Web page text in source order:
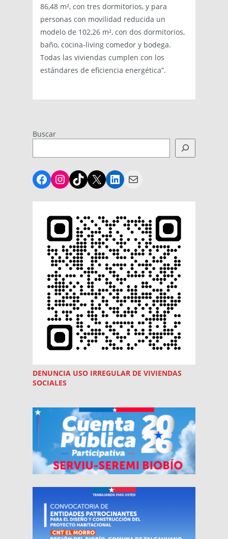
86,48 m², con tres dormitorios, y para
personas con movilidad reducida un
modelo de 102,26 m², con dos dormitorios,
baño, cocina-living comedor y bodega.
Todas las viviendas cumplen con los
estándares de eficiencia energética”.
Buscar
Facebook
Instagram
TikTok
X LinkedIn
Mail
DENUNCIA USO IRREGULAR DE VIVIENDAS
SOCIALES